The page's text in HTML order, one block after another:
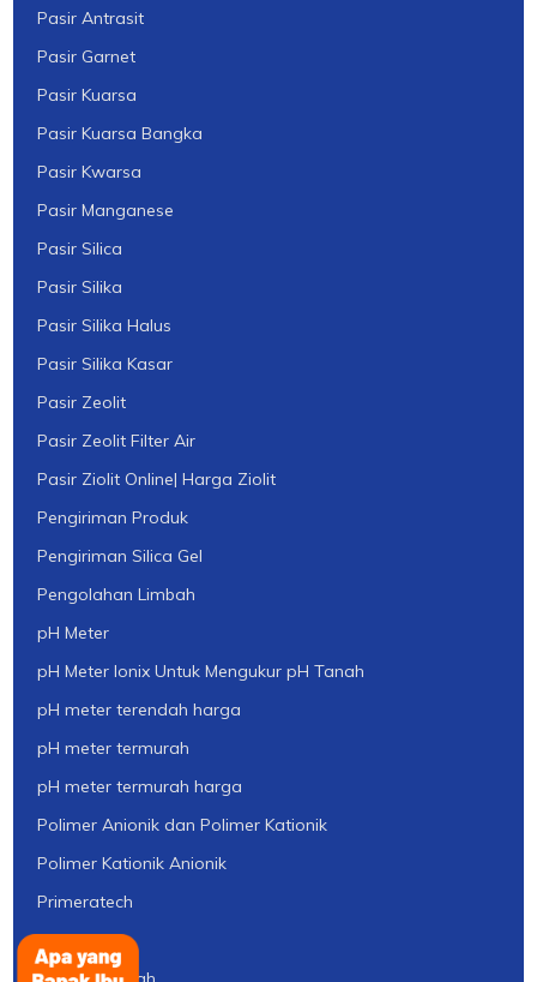
Pasir Antrasit
Pasir Garnet
Pasir Kuarsa
Pasir Kuarsa Bangka
Pasir Kwarsa
Pasir Manganese
Pasir Silica
Pasir Silika
Pasir Silika Halus
Pasir Silika Kasar
Pasir Zeolit
Pasir Zeolit Filter Air
Pasir Ziolit Online| Harga Ziolit
Pengiriman Produk
Pengiriman Silica Gel
Pengolahan Limbah
pH Meter
pH Meter Ionix Untuk Mengukur pH Tanah
pH meter terendah harga
pH meter termurah
pH meter termurah harga
Polimer Anionik dan Polimer Kationik
Polimer Kationik Anionik
Primeratech
Produk